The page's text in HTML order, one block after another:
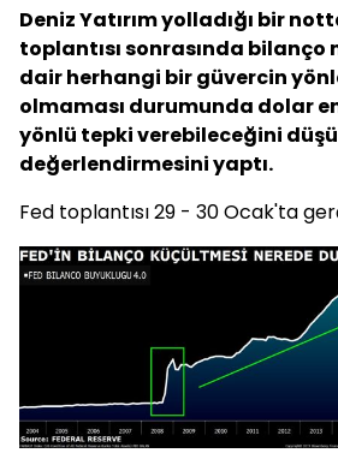
Deniz Yatırım yolladığı bir
toplantısı sonrasında
dair herhangi bir güvercin
olmaması durumunda dolar
yönlü tepki verebileceğini
değerlendirmesini yaptı.
Fed toplantısı 29 - 30 Ocak'ta